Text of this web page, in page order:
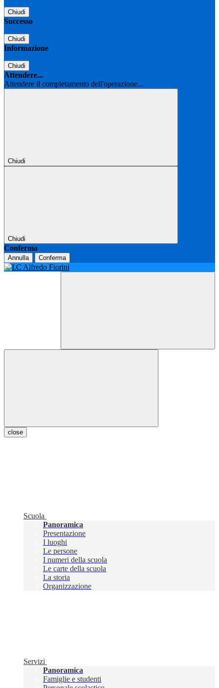
Chiudi
Successo
Chiudi
Informazione
Chiudi
Attendere...
Attendere il completamento dell'operazione...
Chiudi
Chiudi
Conferma
Annulla Conferma
close
Scuola
Panoramica
Presentazione
I luoghi
Le persone
I numeri della scuola
Le carte della scuola
La storia
Organizzazione
Servizi
Panoramica
Famiglie e studenti